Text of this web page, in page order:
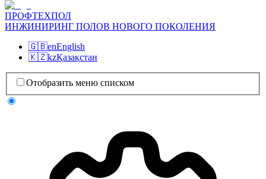
ПРОФТЕХПОЛ
ИНЖИНИРИНГ ПОЛОВ НОВОГО ПОКОЛЕНИЯ
🇬🇧enEnglish
🇰🇿kzҚазақстан
Отобразить меню списком